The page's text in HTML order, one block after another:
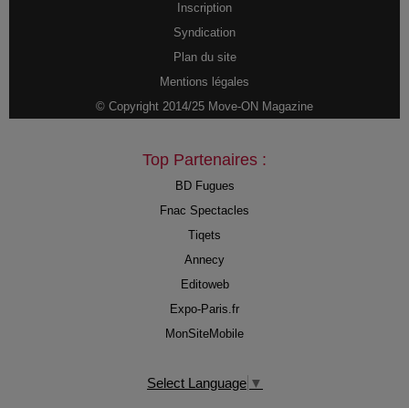
Inscription
Syndication
Plan du site
Mentions légales
© Copyright 2014/25 Move-ON Magazine
Top Partenaires :
BD Fugues
Fnac Spectacles
Tiqets
Annecy
Editoweb
Expo-Paris.fr
MonSiteMobile
Select Language ▼